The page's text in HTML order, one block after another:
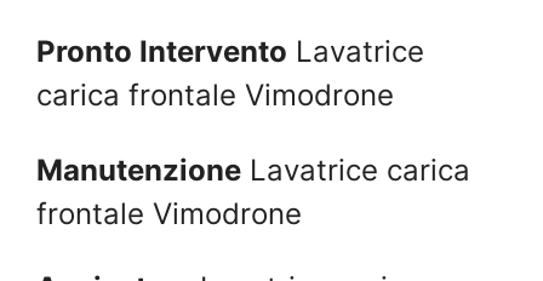
Pronto Intervento Lavatrice
carica frontale Vimodrone
Manutenzione Lavatrice carica
frontale Vimodrone